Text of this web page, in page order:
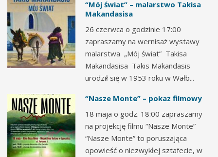
“Mój świat” – malarstwo Takisa
Makandasisa
26 czerwca o godzinie 17:00
zapraszamy na wernisaż wystawy
malarstwa „Mój świat” Takisa
Makandasisa Takis Makandasis
urodził się w 1953 roku w Wałb...
“Nasze Monte” – pokaz filmowy
18 maja o godz. 18:00 zapraszamy
na projekcję filmu “Nasze Monte”
“Nasze Monte” to poruszająca
opowieść o niezwykłej sztafecie, w